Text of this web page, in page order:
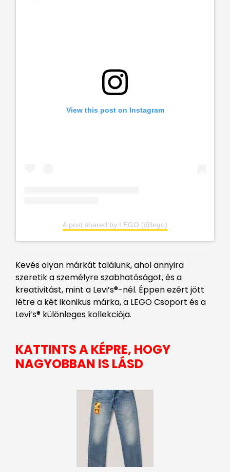
View this post on Instagram
A post shared by LEGO (@lego)
Kevés olyan márkát találunk, ahol annyira
szeretik a személyre szabhatóságot, és a
kreativitást, mint a Levi’s®-nél. Éppen ezért jött
létre a két ikonikus márka, a LEGO Csoport és a
Levi’s® különleges kollekciója.
KATTINTS A KÉPRE, HOGY
NAGYOBBAN IS LÁSD